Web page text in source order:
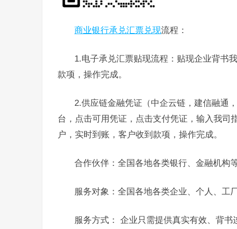
商业银行承兑汇票兑现流程：
1.电子承兑汇票贴现流程：贴现企业背书
款项，操作完成。
2.供应链金融凭证（中企云链，建信融通
台，点击可用凭证，点击支付凭证，输入我司
户，实时到账，客户收到款项，操作完成。
合作伙伴：全国各地各类银行、金融机构等
服务对象：全国各地各类企业、个人、工
服务方式： 企业只需提供真实有效、背